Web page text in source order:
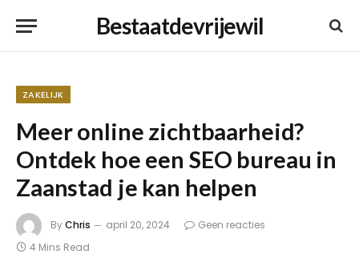
Bestaatdevrijewil
ZAKELIJK
Meer online zichtbaarheid?
Ontdek hoe een SEO bureau in
Zaanstad je kan helpen
ByChris april 20, 2024
Geen reacties
4 Mins Read